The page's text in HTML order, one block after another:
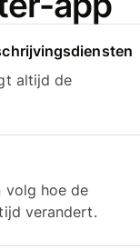
altijd de
volg hoe de
verandert.